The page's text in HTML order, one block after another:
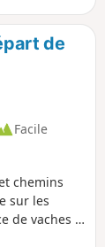
de
Facile
chemins
sur les
de vaches et